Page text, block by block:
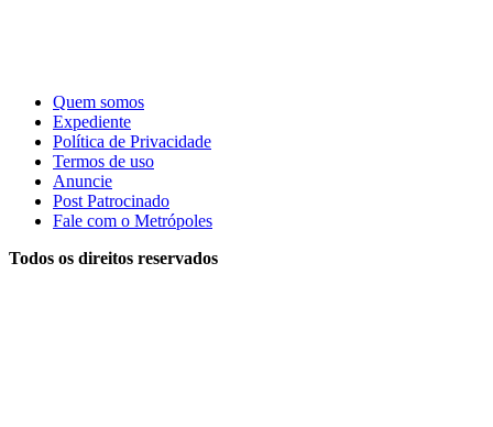
Quem somos
Expediente
Política de Privacidade
Termos de uso
Anuncie
Post Patrocinado
Fale com o Metrópoles
Todos os direitos reservados